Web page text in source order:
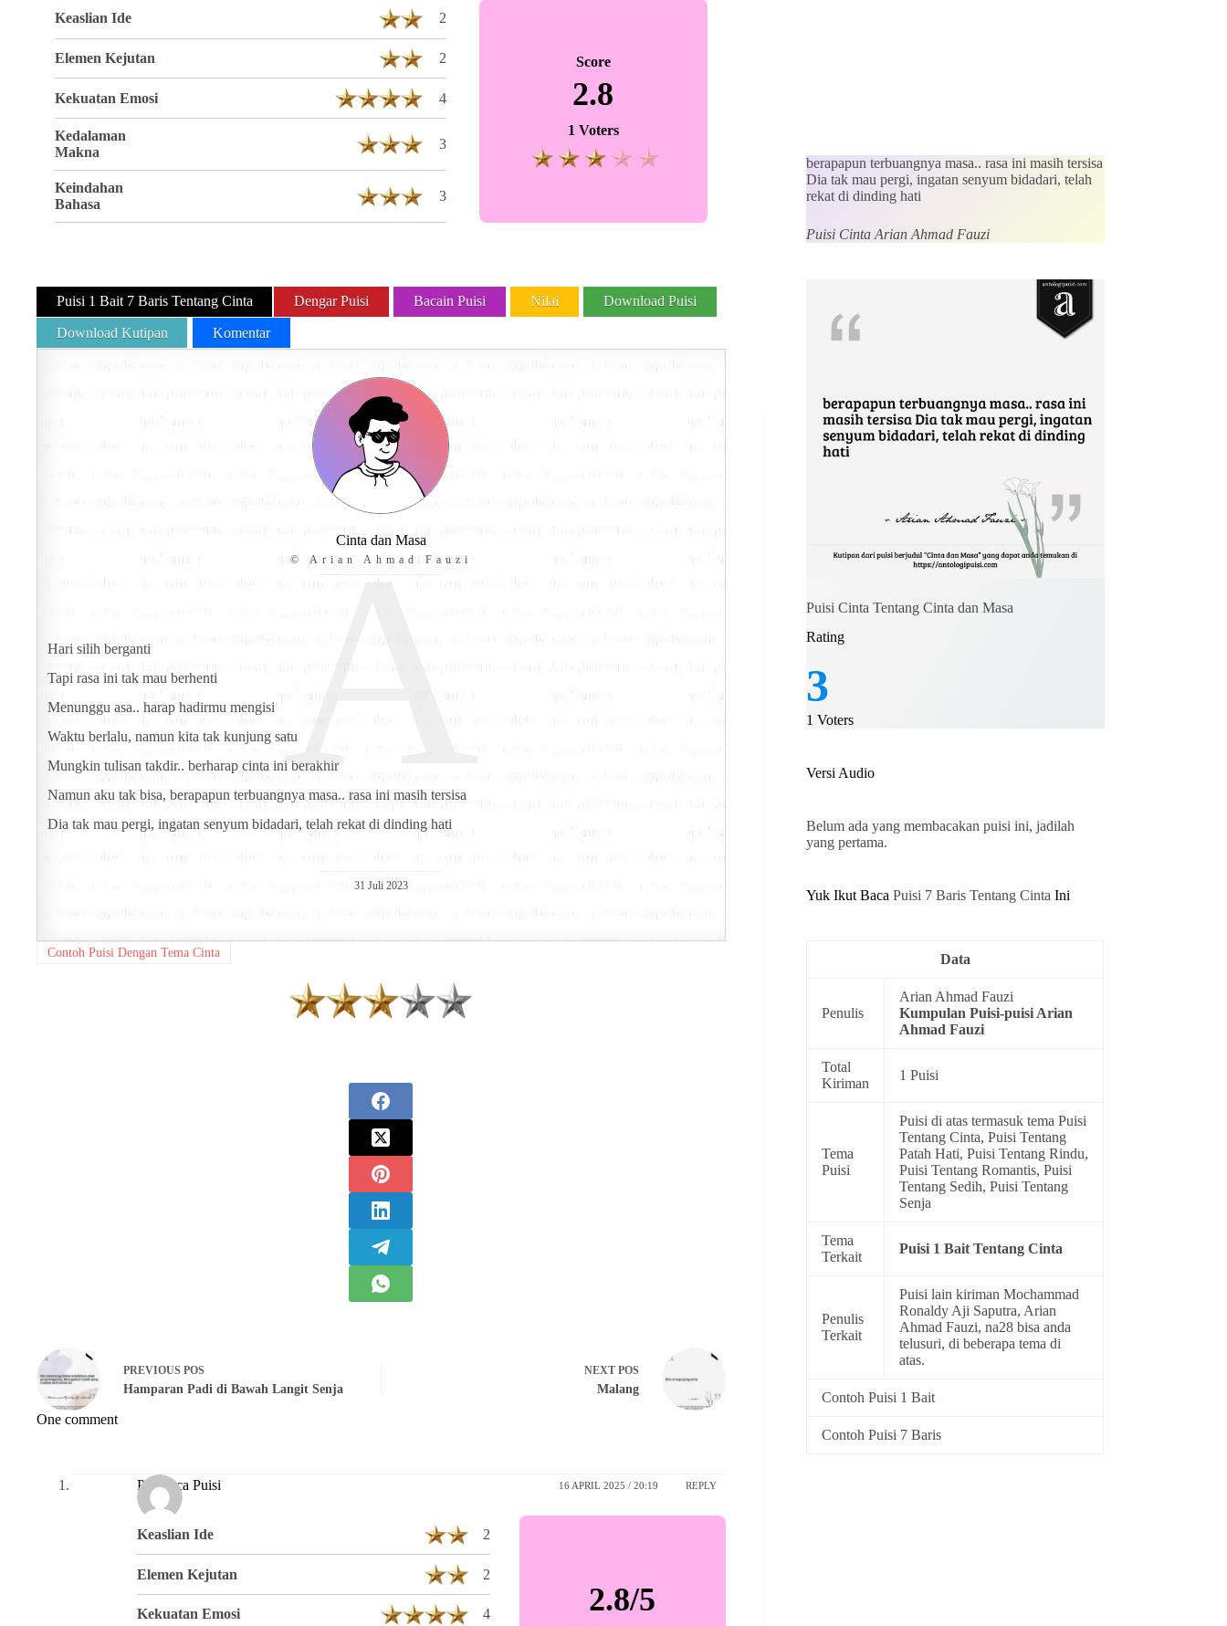
Keaslian Ide 2
Elemen Kejutan 2
Kekuatan Emosi 4
Kedalaman
Makna
3
Keindahan
Bahasa
3
Score
2.8
1 Voters
Puisi 1 Bait 7 Baris Tentang Cinta Dengar Puisi Bacain Puisi Nilai Download Puisi
Download Kutipan Komentar
A
Cinta dan Masa
© Arian Ahmad Fauzi
Hari silih berganti
Tapi rasa ini tak mau berhenti
Menunggu asa.. harap hadirmu mengisi
Waktu berlalu, namun kita tak kunjung satu
Mungkin tulisan takdir.. berharap cinta ini berakhir
Namun aku tak bisa, berapapun terbuangnya masa.. rasa ini masih tersisa
Dia tak mau pergi, ingatan senyum bidadari, telah rekat di dinding hati
31 Juli 2023
Contoh Puisi Dengan Tema Cinta
PREVIOUS POS
Hamparan Padi di Bawah Langit Senja
NEXT POS
Malang
One comment
Pembaca Puisi 16 APRIL 2025 / 20:19 REPLY
Keaslian Ide 2
Elemen Kejutan 2
Kekuatan Emosi 4 2.8/5
berapapun terbuangnya masa.. rasa ini masih tersisa
Dia tak mau pergi, ingatan senyum bidadari, telah
rekat di dinding hati
Puisi Cinta Arian Ahmad Fauzi
Puisi Cinta Tentang Cinta dan Masa
Rating
3
1 Voters
Versi Audio
Belum ada yang membacakan puisi ini, jadilah
yang pertama.
Yuk Ikut BacaPuisi 7 Baris Tentang CintaIni
Data
Penulis
Arian Ahmad Fauzi
KumpulanPuisi-puisi Arian
Ahmad Fauzi
Total
Kiriman
1 Puisi
Tema
Puisi
Puisi di atas termasuk temaPuisi
Tentang Cinta,Puisi Tentang
Patah Hati,Puisi Tentang Rindu,
Puisi Tentang Romantis,Puisi
Tentang Sedih,Puisi Tentang
Senja
Tema
Terkait
Puisi 1 Bait Tentang Cinta
Penulis
Terkait
Puisi lain kiriman Mochammad
Ronaldy Aji Saputra, Arian
Ahmad Fauzi, na28 bisa anda
telusuri, di beberapa tema di
atas.
Contoh Puisi 1 Bait
Contoh Puisi 7 Baris